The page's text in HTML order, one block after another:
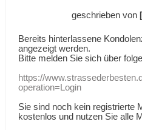
geschrieben von
Bereits hinterlassene
angezeigt werden.
Bitte melden Sie sich über
https://
operation=Login
Sie sind noch kein registrierte
kostenlos und nutzen Sie alle